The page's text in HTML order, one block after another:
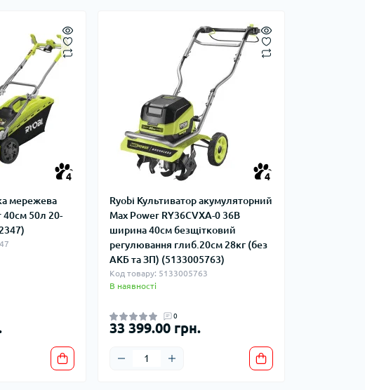
4
мережева
40см 50л 20-
4
Ryobi Культиватор акумуляторний
Max Power RY36CVXA-0 36В
ширина 40см безщітковий
регулювання глиб.20см 28кг (без
АКБ та ЗП) (5133005763)
Код товару: 5133005763
В наявності
0
33 399.00 грн.